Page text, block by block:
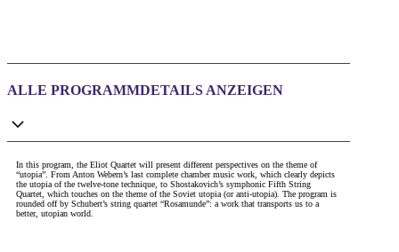
ALLE PROGRAMMDETAILS ANZEIGEN
In this program, the Eliot Quartet will present different perspectives on the theme of
“utopia”. From Anton Webern’s last complete chamber music work, which clearly depicts
the utopia of the twelve-tone technique, to Shostakovich’s symphonic Fifth String
Quartet, which touches on the theme of the Soviet utopia (or anti-utopia). The program is
rounded off by Schubert’s string quartet “Rosamunde”: a work that transports us to a
better, utopian world.